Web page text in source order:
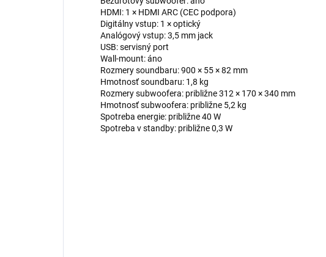
HDMI: 1 × HDMI ARC (CEC podpora)
Digitálny vstup: 1 × optický
Analógový vstup: 3,5 mm jack
USB: servisný port
Wall-mount: áno
Rozmery soundbaru: 900 × 55 × 82 mm
Hmotnosť soundbaru: 1,8 kg
Rozmery subwoofera: približne 312 × 170 × 340 mm
Hmotnosť subwoofera: približne 5,2 kg
Spotreba energie: približne 40 W
Spotreba v standby: približne 0,3 W